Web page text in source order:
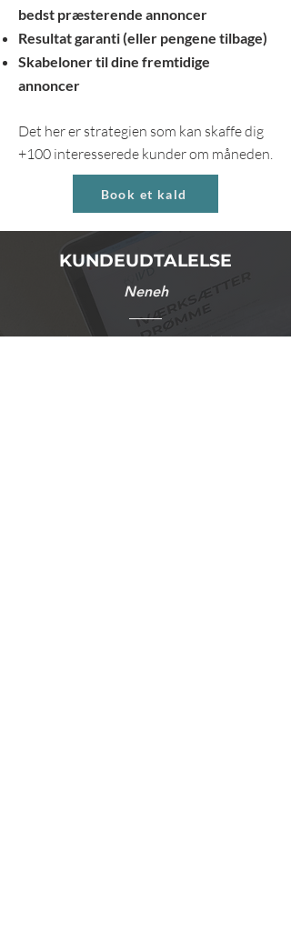
bedst præsterende annoncer
Resultat garanti (eller pengene tilbage)
Skabeloner til dine fremtidige
annoncer
Det her er strategien som kan skaffe dig
+100 interesserede kunder om måneden.
Book et kald
KUNDEUDTALELSE
Neneh
"Jeg har været i et intensivt forløb hos